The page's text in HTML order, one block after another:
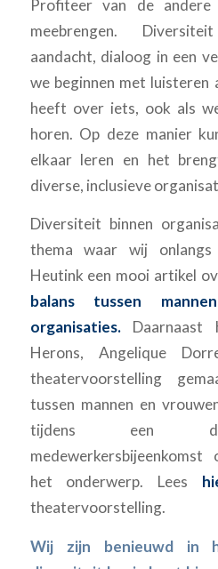
Profiteer van de andere
meebrengen.
aandacht, dialoog in een
we beginnen met luisteren
heeft over iets, ook als
horen. Op deze manier
elkaar leren en het
diverse, inclusieve
Diversiteit binnen
thema waar wij
Heutink een mooi artikel
balans tussen
organisaties.Daarnaast
Herons, Angelique
theatervoorstelling
tussen mannen en
tijdens een
het onderwerp. Lees
theatervoorstelling.
Wij zijn benieuwd in